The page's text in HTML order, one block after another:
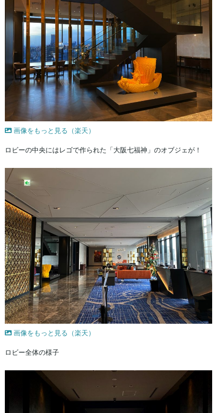
画像をもっと見る（楽天）
ロビーの中央にはレゴで作られた「大阪七福神」のオブジェが！
画像をもっと見る（楽天）
ロビー全体の様子